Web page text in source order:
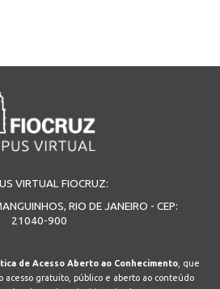
VIRTUAL FIOCRUZ:
RIO DE JANEIRO - CEP:
21040-900
de Acesso Aberto ao Conhecimento, que
acesso gratuito, público e aberto ao conteúdo